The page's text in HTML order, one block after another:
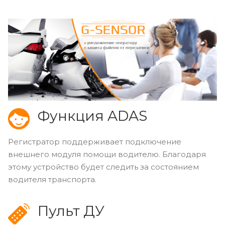
Функция ADAS
Регистратор поддерживает подключение
внешнего модуля помощи водителю. Благодаря
этому устройство будет следить за состоянием
водителя транспорта.
Пульт ДУ